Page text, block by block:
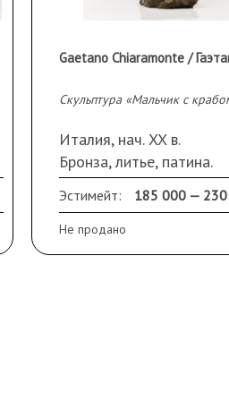
Скульптура «Мальчик с
Италия, нач. XX в.
Бронза, литье, патина.
Авторская подпись:
«Chiaromonte».
Размеры (ДхШхВ):
см.
Эстимейт: 185 000 —
Не продано